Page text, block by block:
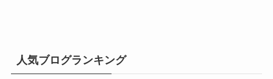
人気ブログランキング